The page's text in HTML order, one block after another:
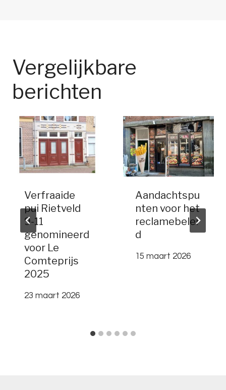
Vergelijkbare
berichten
Verfraaide
pui Rietveld
9-11
genomineerd
voor Le
Comteprijs
2025
23 maart 2026
Aandachtspu
nten voor het
reclamebelei
d
15 maart 2026